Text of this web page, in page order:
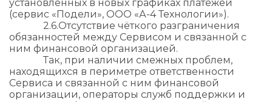
установленных в новых графиках платежей
(сервис «Подели», ООО «А-4 Технологии»).
2.6.​Отсутствие чёткого разграничения
обязанностей между Сервисом и связанной с
ним финансовой организацией.
Так, при наличии смежных проблем,
находящихся в периметре ответственности
Сервиса и связанной с ним финансовой
организации, операторы служб поддержки и